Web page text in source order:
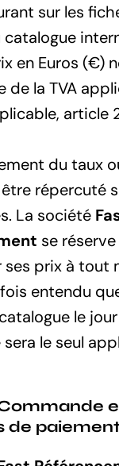
sur les
catalogue
en Euros (€)
de la TVA
article
du taux
répercuté
La société
se
prix à tout
entendu
le
le seul
de